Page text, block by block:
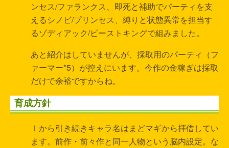
ンセス/ファランクス、即死と補助でパーティを支
えるシノビ/プリンセス、縛りと状態異常を担当す
るゾディアック/ビーストキングで組みました。
あと紹介はしていませんが、採取用のパーティ（フ
ァーマー*5）が控えにいます。今作の金稼ぎは採取
だけで余裕ですからね。
育成方針
Ⅰから引き続きキャラ名はまどマギから拝借してい
ます。前作・前々作と同一人物という脳内設定。な